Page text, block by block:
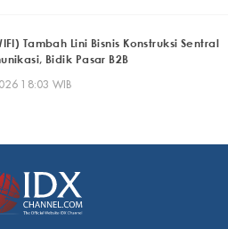
Tambah Lini Bisnis Konstruksi Sentral
Bidik Pasar B2B
18:03 WIB